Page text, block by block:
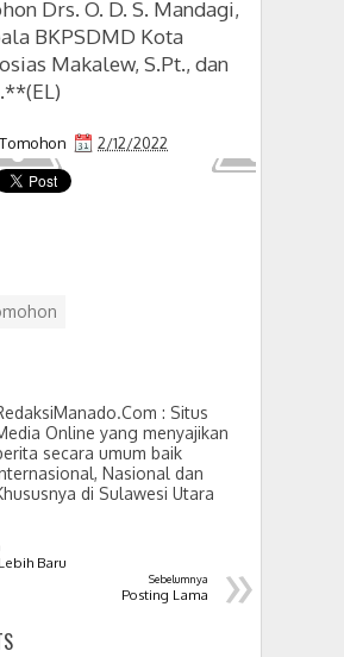
Drs. O. D. S. Mandagi,
BKPSDMD Kota
Makalew, S.Pt., dan
Tomohon 2/12/2022
: Situs
Online yang menyajikan
secara umum baik
Nasional dan
di Sulawesi Utara
Baru »
Sebelumnya
Posting Lama